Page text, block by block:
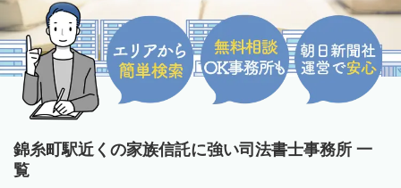
錦糸町駅近くの家族信託に強い司法書士事務所 一
覧